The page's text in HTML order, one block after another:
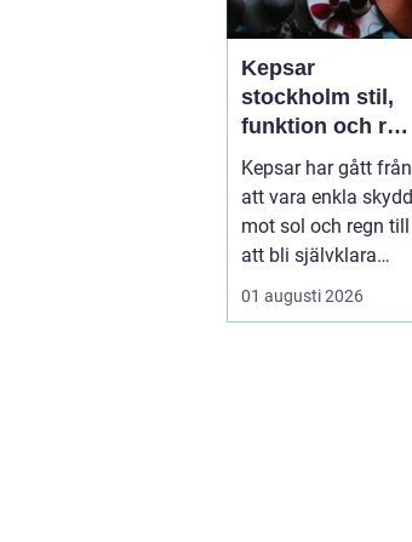
Kepsar
stockholm stil,
funktion och rätt
val för varje
huvud
Kepsar har gått från
att vara enkla skydd
mot sol och regn till
att bli självklara
modeplagg i stors...
01 augusti 2026